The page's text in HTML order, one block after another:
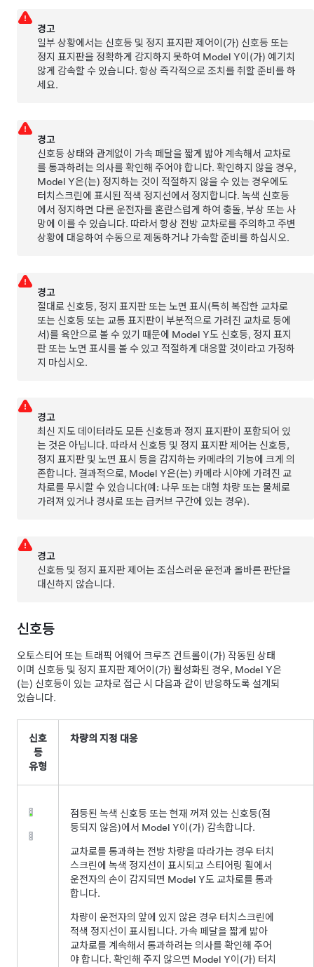
경고
일부 상황에서는 신호등 및 정지 표지판 제어 이(가) 신호등 또는
정지 표지판을 정확하게 감지하지 못하여 Model Y이(가) 예기치
않게 감속할 수 있습니다. 항상 즉각적으로 조치를 취할 준비를 하
세요.
경고
신호등 상태와 관계없이 가속 페달을 짧게 밟아 계속해서 교차로
를 통과하려는 의사를 확인해 주어야 합니다. 확인하지 않을 경우,
Model Y은(는) 정지하는 것이 적절하지 않을 수 있는 경우에도
터치스크린에 표시된 적색 정지선에서 정지합니다. 녹색 신호등
에서 정지하면 다른 운전자를 혼란스럽게 하여 충돌, 부상 또는 사
망에 이를 수 있습니다. 따라서 항상 전방 교차로를 주의하고 주변
상황에 대응하여 수동으로 제동하거나 가속할 준비를 하십시오.
경고
절대로 신호등, 정지 표지판 또는 노면 표시(특히 복잡한 교차로
또는 신호등 또는 교통 표지판이 부분적으로 가려진 교차로 등에
서)를 육안으로 볼 수 있기 때문에 Model Y도 신호등, 정지 표지
판 또는 노면 표시를 볼 수 있고 적절하게 대응할 것이라고 가정하
지 마십시오.
경고
최신 지도 데이터라도 모든 신호등과 정지 표지판이 포함되어 있
는 것은 아닙니다. 따라서 신호등 및 정지 표지판 제어는 신호등,
정지 표지판 및 노면 표시 등을 감지하는 카메라의 기능에 크게 의
존합니다. 결과적으로, Model Y은(는) 카메라 시야에 가려진 교
차로를 무시할 수 있습니다(예: 나무 또는 대형 차량 또는 물체로
가려져 있거나 경사로 또는 급커브 구간에 있는 경우).
경고
신호등 및 정지 표지판 제어는 조심스러운 운전과 올바른 판단을
대신하지 않습니다.
신호등
오토스티어 또는트래픽 어웨어 크루즈 컨트롤이(가) 작동된 상태
이며 신호등 및 정지 표지판 제어 이(가) 활성화된 경우, Model Y은
(는) 신호등이 있는 교차로 접근 시 다음과 같이 반응하도록 설계되
었습니다.
신호
등
유형
차량의 지정 대응
점등된 녹색 신호등 또는 현재 꺼져 있는 신호등(점
등되지 않음)에서 Model Y이(가) 감속합니다.
교차로를 통과하는 전방 차량을 따라가는 경우 터치
스크린에 녹색 정지선이 표시되고 스티어링 휠에서
운전자의 손이 감지되면 Model Y도 교차로를 통과
합니다.
차량이 운전자의 앞에 있지 않은 경우 터치스크린에
적색 정지선이 표시됩니다. 가속 페달을 짧게 밟아
교차로를 계속해서 통과하려는 의사를 확인해 주어
야 합니다. 확인해 주지 않으면 Model Y이(가) 터치